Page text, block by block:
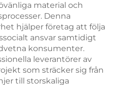
material och
Denna
hjälper företag att följa
ansvar samtidigt
konsumenter.
leverantörer av
som sträcker sig från
till storskaliga